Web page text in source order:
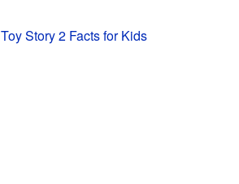
Toy Story 2 Facts for Kids